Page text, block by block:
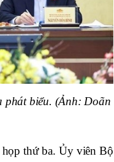
phát biểu. (Ảnh: Doãn
thứ ba. Ủy viên Bộ